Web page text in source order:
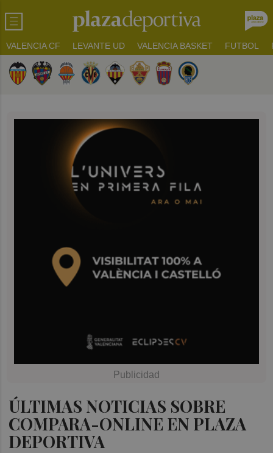
VALENCIA CF LEVANTE UD VALENCIA BASKET FUTBOL
ÚLTIMAS NOTICIAS SOBRE
COMPARA-ONLINE EN PLAZA
DEPORTIVA